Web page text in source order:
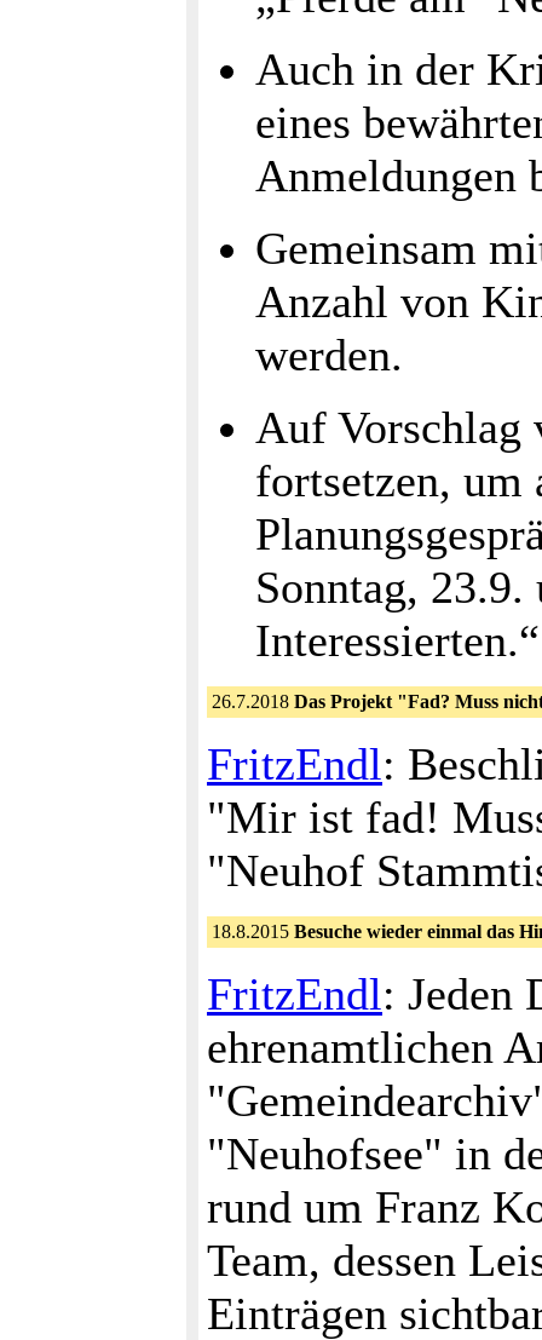
Auch in der
eines
Anmeldungen
Gemeinsam
Anzahl von
werden.
Auf Vorschlag
fortsetzen, um
Sonntag,
Interessierten.“
26.7.2018 Das Projekt "Fad? Muss
FritzEndl:
"Mir ist fad!
"Neuhof
18.8.2015 Besuche wieder einmal das
FritzEndl: Jeden
ehrenamtlichen
"Neuhofsee" in
rund um Franz
Team, dessen
Einträgen